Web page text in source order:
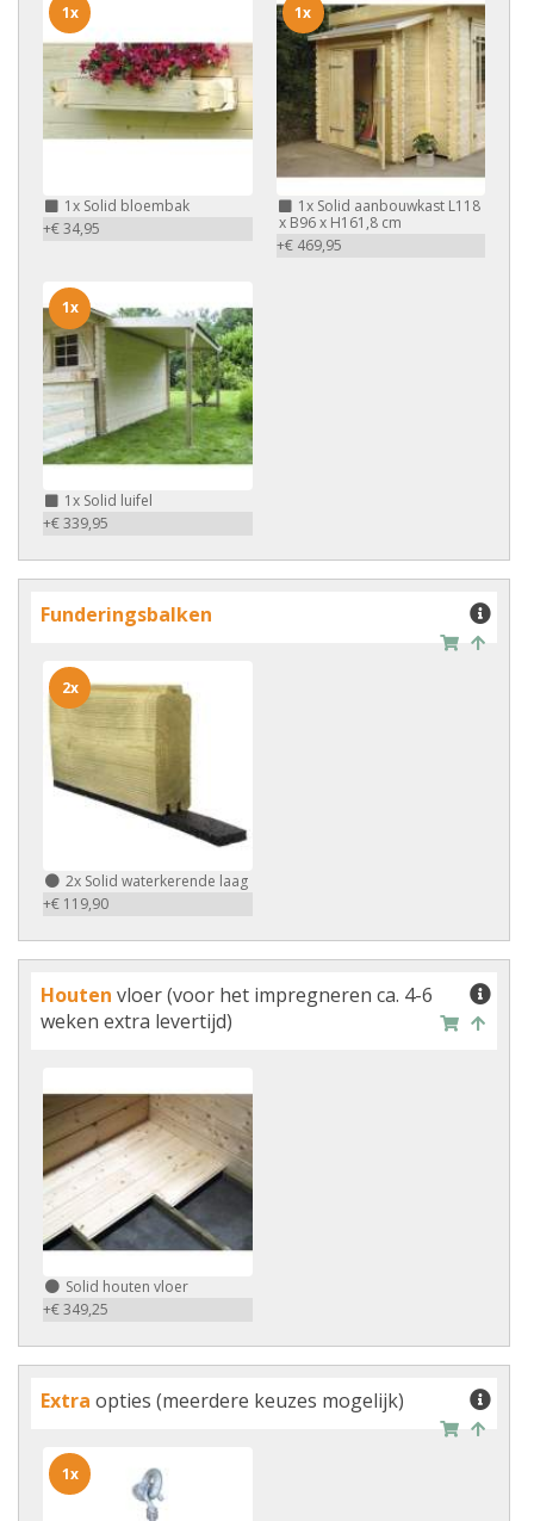
1x Solid bloembak
+€ 34,95
1x
1xSolid aanbouwkast L118
x B96 x H161,8 cm
+€ 469,95
1x
1x Solid luifel
+€ 339,95
1x
Funderingsbalken
2x Solid waterkerende laag
+€ 119,90
2x
Houten vloer (voor het impregneren ca. 4-6
weken extra levertijd)
Solid houten vloer
+€ 349,25
Extra opties (meerdere keuzes mogelijk)
1x